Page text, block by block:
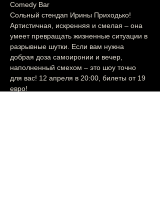
Comedy Bar
Сольный стендап Ирины Приходько!
Артистичная, искренняя и смелая – она
умеет превращать жизненные ситуации в
разрывные шутки. Если вам нужна
добрая доза самоиронии и вечер,
наполненный смехом – это шоу точно
для вас! 12 апреля в 20:00, билеты от 19
евро!